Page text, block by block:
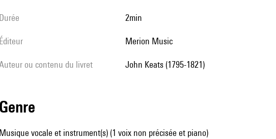
durée 2min
éditeur Merion Music
Auteur ou contenu du livret John Keats (1795-1821)
genre
Musique vocale et instrument(s) (1 voix non précisée et piano)